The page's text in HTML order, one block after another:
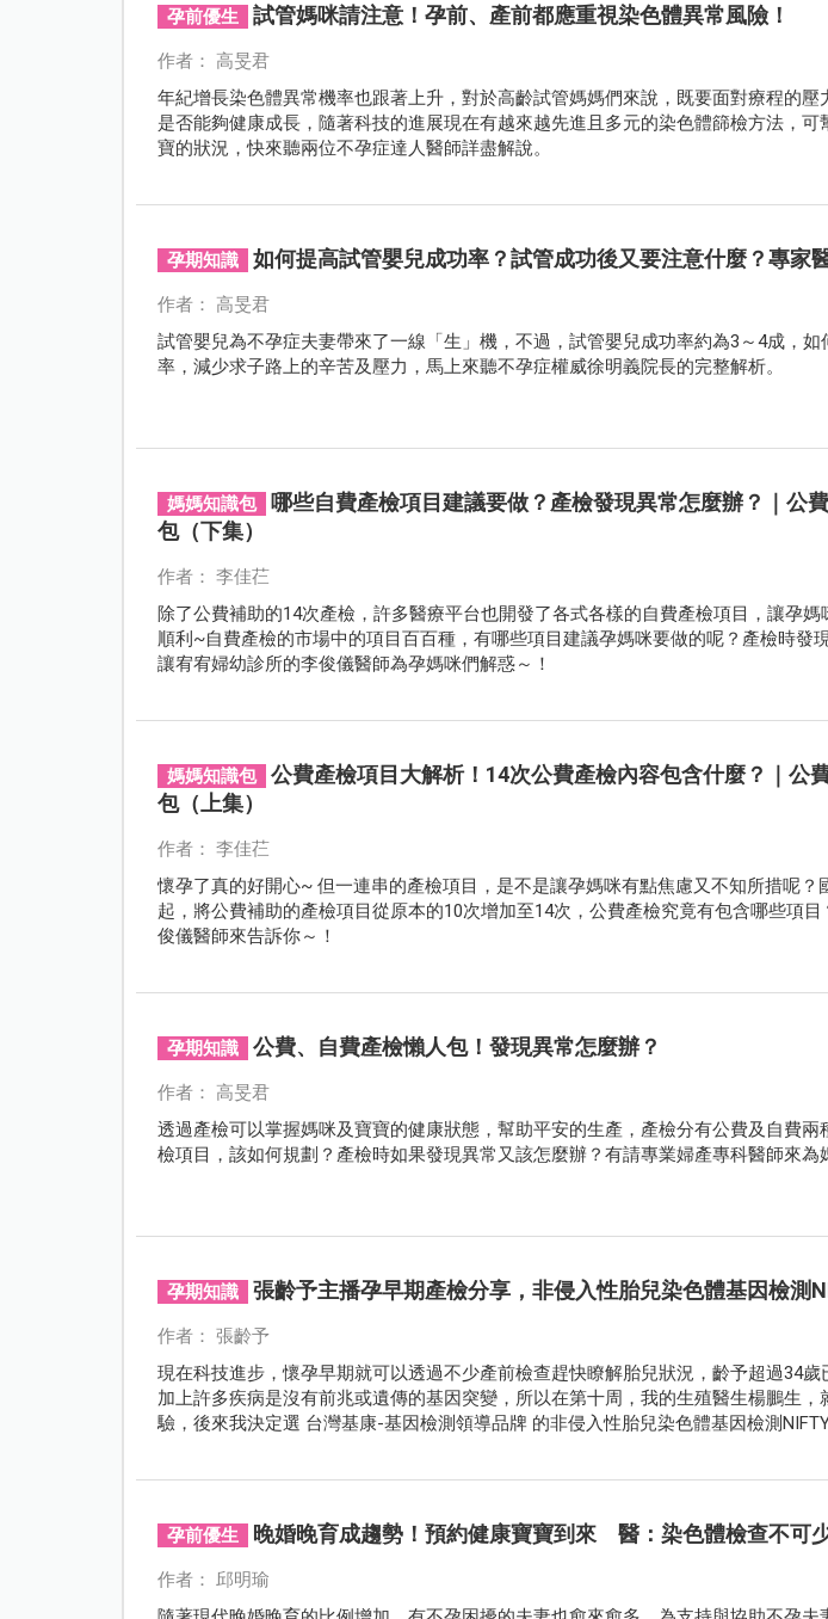
孕前優生 試管媽咪請注意！孕前、產前都應重視染色體異常風險！
作者： 高旻君
年紀增長染色體異常機率也跟著上升，對於高齡試管媽媽們來說，既要面對療程的壓
是否能夠健康成長，隨著科技的進展現在有越來越先進且多元的染色體篩檢方法，可
寶的狀況，快來聽兩位不孕症達人醫師詳盡解說。
孕期知識 如何提高試管嬰兒成功率？試管成功後又要注意什麼？專家
作者： 高旻君
試管嬰兒為不孕症夫妻帶來了一線「生」機，不過，試管嬰兒成功率約為3～4成，如
率，減少求子路上的辛苦及壓力，馬上來聽不孕症權威徐明義院長的完整解析。
媽媽知識包
哪些自費產檢項目建議要做？產檢發現異常怎麼辦？｜公
包（下集）
作者： 李佳芢
除了公費補助的14次產檢，許多醫療平台也開發了各式各樣的自費產檢項目，讓孕媽
順利~自費產檢的市場中的項目百百種，有哪些項目建議孕媽咪要做的呢？產檢時發
讓宥宥婦幼診所的李俊儀醫師為孕媽咪們解惑～！
媽媽知識包
公費產檢項目大解析！14次公費產檢內容包含什麼？｜公
包（上集）
作者： 李佳芢
懷孕了真的好開心~ 但一連串的產檢項目，是不是讓孕媽咪有點焦慮又不知所措呢？
起，將公費補助的產檢項目從原本的10次增加至14次，公費產檢究竟有包含哪些項
俊儀醫師來告訴你～！
孕期知識 公費、自費產檢懶人包！發現異常怎麼辦？
作者： 高旻君
透過產檢可以掌握媽咪及寶寶的健康狀態，幫助平安的生產，產檢分有公費及自費兩
檢項目，該如何規劃？產檢時如果發現異常又該怎麼辦？有請專業婦產專科醫師來為
孕期知識 張齡予主播孕早期產檢分享，非侵入性胎兒染色體基因檢測
作者： 張齡予
現在科技進步，懷孕早期就可以透過不少產前檢查趕快瞭解胎兒狀況，齡予超過34歲
加上許多疾病是沒有前兆或遺傳的基因突變，所以在第十周，我的生殖醫生楊鵬生，
驗，後來我決定選 台灣基康-基因檢測領導品牌 的非侵入性胎兒染色體基因檢測
孕前優生 晚婚晚育成趨勢！預約健康寶寶到來 醫：染色體檢查不可
作者： 邱明瑜